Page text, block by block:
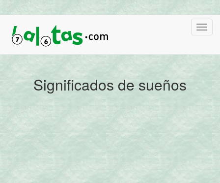
Significados de sueños